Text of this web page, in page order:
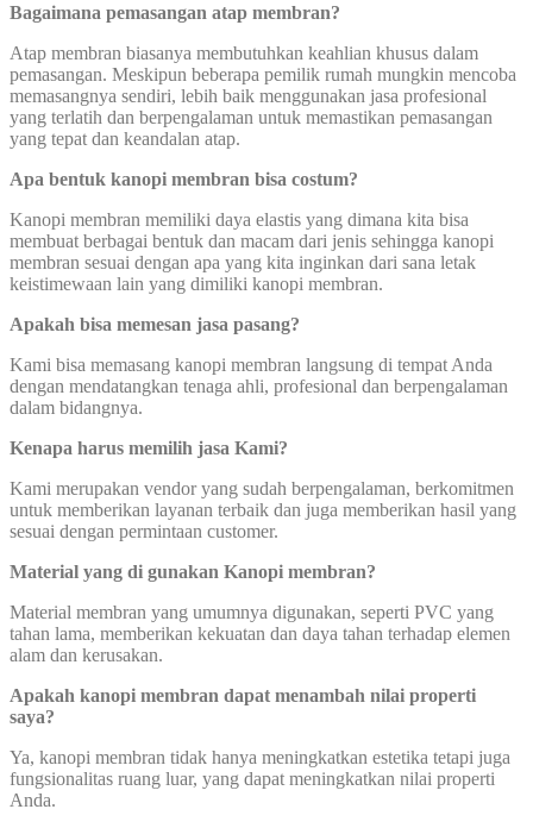
Bagaimana pemasangan atap membran?
Atap membran biasanya membutuhkan keahlian khusus dalam
pemasangan. Meskipun beberapa pemilik rumah mungkin mencoba
memasangnya sendiri, lebih baik menggunakan jasa profesional
yang terlatih dan berpengalaman untuk memastikan pemasangan
yang tepat dan keandalan atap.
Apa bentuk kanopi membran bisa costum?
Kanopi membran memiliki daya elastis yang dimana kita bisa
membuat berbagai bentuk dan macam dari jenis sehingga kanopi
membran sesuai dengan apa yang kita inginkan dari sana letak
keistimewaan lain yang dimiliki kanopi membran.
Apakah bisa memesan jasa pasang?
Kami bisa memasang kanopi membran langsung di tempat Anda
dengan mendatangkan tenaga ahli, profesional dan berpengalaman
dalam bidangnya.
Kenapa harus memilih jasa Kami?
Kami merupakan vendor yang sudah berpengalaman, berkomitmen
untuk memberikan layanan terbaik dan juga memberikan hasil yang
sesuai dengan permintaan customer.
Material yang di gunakan Kanopi membran?
Material membran yang umumnya digunakan, seperti PVC yang
tahan lama, memberikan kekuatan dan daya tahan terhadap elemen
alam dan kerusakan.
Apakah kanopi membran dapat menambah nilai properti
saya?
Ya, kanopi membran tidak hanya meningkatkan estetika tetapi juga
fungsionalitas ruang luar, yang dapat meningkatkan nilai properti
Anda.